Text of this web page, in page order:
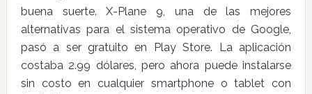
buena suerte. X-Plane 9, una de las mejores
alternativas para el sistema operativo de Google,
pasó a ser gratuito en Play Store. La aplicación
costaba 2.99 dólares, pero ahora puede instalarse
sin costo en cualquier smartphone o tablet con